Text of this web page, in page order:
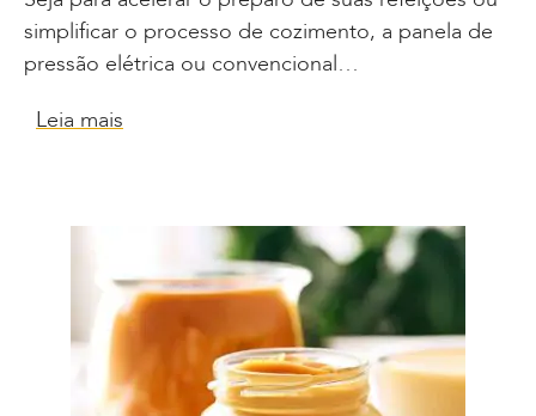
simplificar o processo de cozimento, a panela de
pressão elétrica ou convencional…
Leia mais